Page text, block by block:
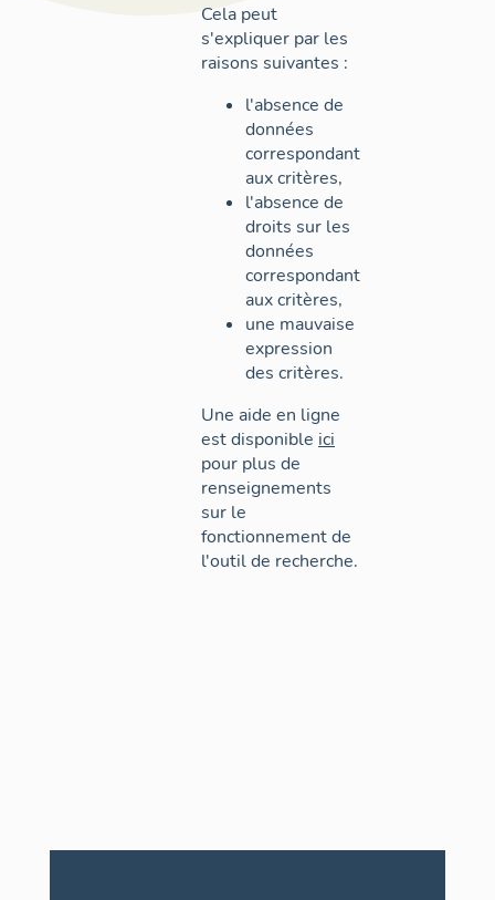
Cela peut
s'expliquer par les
raisons suivantes :
l'absence de
données
correspondant
aux critères,
l'absence de
droits sur les
données
correspondant
aux critères,
une mauvaise
expression
des critères.
Une aide en ligne
est disponible ici
pour plus de
renseignements
sur le
fonctionnement de
l'outil de recherche.